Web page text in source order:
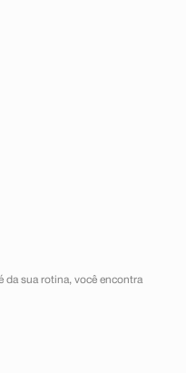
da sua rotina, você encontra